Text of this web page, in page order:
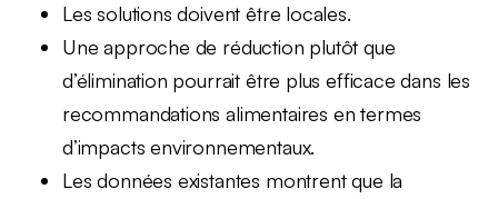
Les solutions doivent être locales.
Une approche de réduction plutôt que
d’élimination pourrait être plus efficace dans les
recommandations alimentaires en termes
d’impacts environnementaux.
Les données existantes montrent que la